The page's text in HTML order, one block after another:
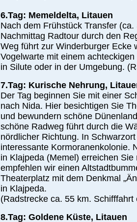
6.Tag: Memeldelta, Litauen
Nach dem Frühstück Transfer
Nachmittag Radtour durch den
Weg führt zur Winderburger Ecke
Vogelwarte mit einem
in Silute oder in der Umgebung.
7.Tag: Kurische Nehrung,
Der Tag beginnen Sie mit einer
nach Nida. Hier besichtigen Sie
und bewundern schöne
schöne Radweg führt durch die
nördlicher Richtung. In
interessante Kormoranenkolonie.
in Klajpeda (Memel) erreichen
empfehlen wir einen
Theaterplatz mit dem Denkmal
in Klajpeda.
(Radstrecke ca. 55 km. Schifffahrt
8.Tag: Goldene Küste, Litauen